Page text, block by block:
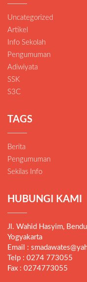
Uncategorized
Artikel
Info Sekolah
Pengumuman
Adiwiyata
SSK
S3C
TAGS
Berita
Pengumuman
Sekilas Info
HUBUNGI KAMI
Jl. Wahid Hasyim,
Yogyakarta
Email :
Telp : 0274 773055
Fax : 0274773055